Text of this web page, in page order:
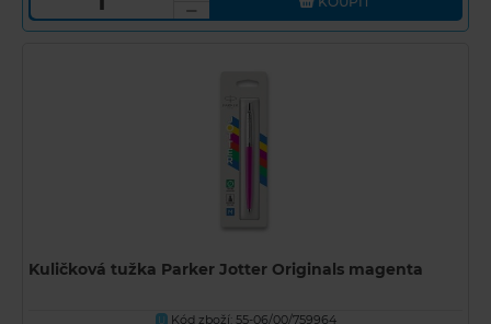
Kuličková tužka Parker Jotter Originals magenta
U Kód zboží: 55-06/00/759964